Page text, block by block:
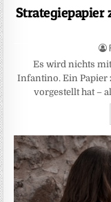
Es wird nichts
Infantino. Ein Papier
vorgestellt hat –